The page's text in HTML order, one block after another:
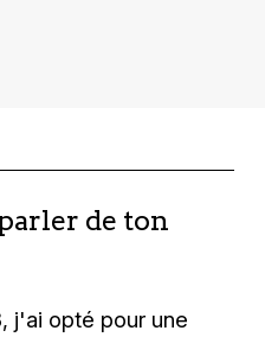
de ton
j'ai opté pour une